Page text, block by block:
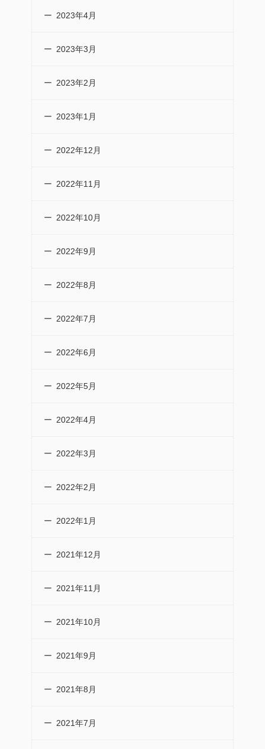
2023年4月
2023年3月
2023年2月
2023年1月
2022年12月
2022年11月
2022年10月
2022年9月
2022年8月
2022年7月
2022年6月
2022年5月
2022年4月
2022年3月
2022年2月
2022年1月
2021年12月
2021年11月
2021年10月
2021年9月
2021年8月
2021年7月